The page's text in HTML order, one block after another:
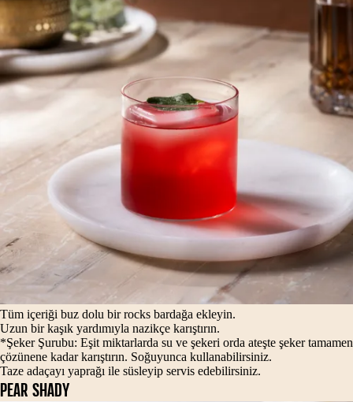
Tüm içeriği buz dolu bir rocks bardağa ekleyin.
Uzun bir kaşık yardımıyla nazikçe karıştırın.
*Şeker Şurubu: Eşit miktarlarda su ve şekeri orda ateşte şeker tamamen
çözünene kadar karıştırın. Soğuyunca kullanabilirsiniz.
Taze adaçayı yaprağı ile süsleyip servis edebilirsiniz.
PEAR SHADY